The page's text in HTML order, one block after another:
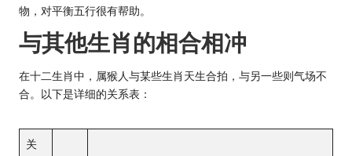
物，对平衡五行很有帮助。
与其他生肖的相合相冲
在十二生肖中，属猴人与某些生肖天生合拍，与另一些则气场不
合。以下是详细的关系表：
关